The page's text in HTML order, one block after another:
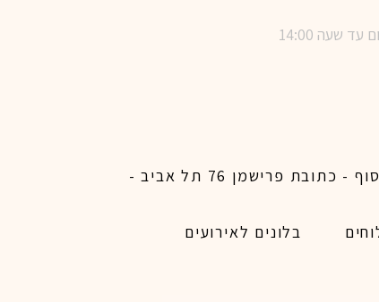
שימו לב ! מינימום הזמנת משלוח באתר לכל האיזורים האפשריים 450 ש״ח ו200 ש״ח מינימום לאיסוף - כתובת פרישמן 76 תל אביב -
בלונים לאירועים